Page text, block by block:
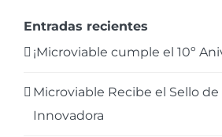
Entradas recientes
¡Microviable cumple el 10º
Microviable Recibe el Sello de
Innovadora